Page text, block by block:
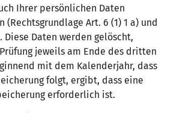
Ihrer persönlichen Daten
(Rechtsgrundlage Art. 6 (1) 1 a) und
Diese Daten werden gelöscht,
jeweils am Ende des dritten
mit dem Kalenderjahr, dass
folgt, ergibt, dass eine
erforderlich ist.